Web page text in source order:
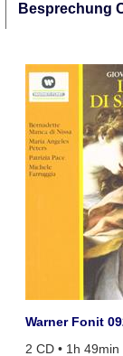
Besprechung
Warner Fonit
2 CD • 1h 49min